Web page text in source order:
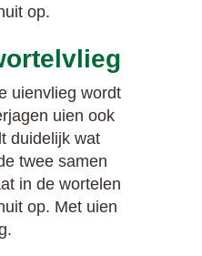
op.
uienvlieg wordt
uien ook
duidelijk wat
twee samen
in de wortelen
op. Met uien